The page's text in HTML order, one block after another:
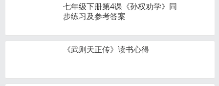
七年级下册第4课《孙权劝学》同
步练习及参考答案
《武则天正传》读书心得